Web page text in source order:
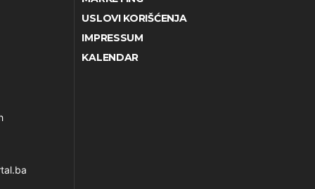
USLOVI KORIŠĆENJA
IMPRESSUM
KALENDAR